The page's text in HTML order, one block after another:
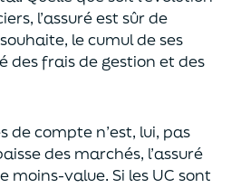
l’assuré est sûr de
le cumul de ses
des frais de gestion et des
de compte n’est, lui, pas
des marchés, l’assuré
moins-value. Si les UC sont